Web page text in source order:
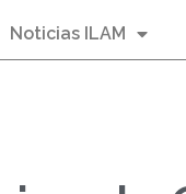
Noticias ILAM